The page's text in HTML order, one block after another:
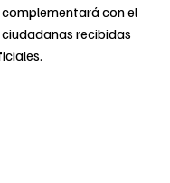
con el
recibidas